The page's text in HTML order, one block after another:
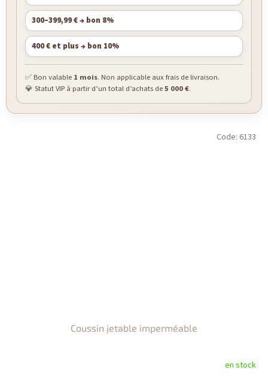
300–399,99 € → bon 8%
400 € et plus → bon 10%
✅ Bon valable 1 mois. Non applicable aux frais de livraison.
💎 Statut VIP à partir d’un total d’achats de5 000 €.
Coussin jetable imperméable
en stock
Code: 6133